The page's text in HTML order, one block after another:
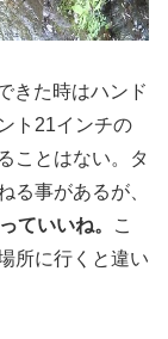
きた時はハンド
ト21インチの
ことはない。タ
る事があるが、
ていいね。
こ
所に行くと違い